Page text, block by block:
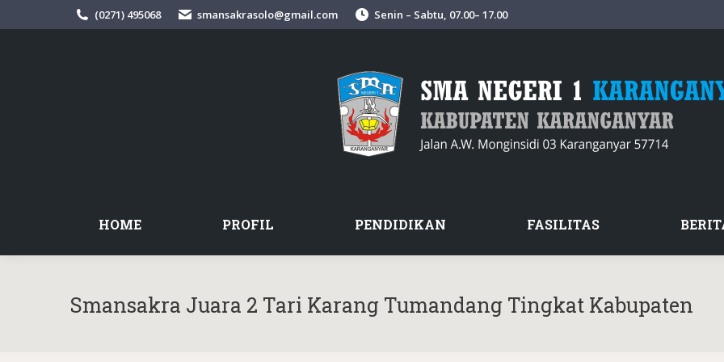
(0271) 495068 smansakrasolo@gmail.com Senin – Sabtu, 07.00– 17.00
HOME PROFIL PENDIDIKAN FASILITAS
Smansakra Juara 2 Tari Karang Tumandang Tingkat Kabupaten